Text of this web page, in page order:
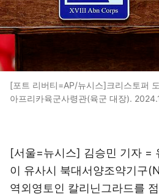
[포트 리버티=AP/뉴시스]크리스토퍼
아프리카육군사령관(육군 대장).
[서울=뉴시스] 김승민 기자 =
이 유사시 북대서양조약기구
역외영토인 칼리닌그라드를